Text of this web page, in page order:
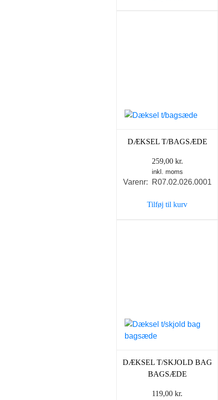
DÆKSEL T/BAGSÆDE
259,00 kr.
inkl. moms
Varenr: R07.02.026.0001
Tilføj til kurv
DÆKSEL T/SKJOLD BAG
BAGSÆDE
119,00 kr.